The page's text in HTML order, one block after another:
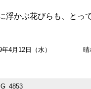
浮かぶ花びらも、とっ
29年4月12日（水